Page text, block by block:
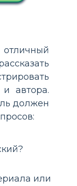
автора.
должен
или